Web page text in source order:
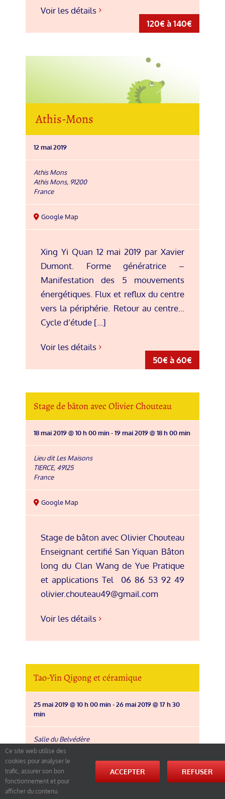
120€ à 140€
Voir les détails
50€ à 60€
Athis-Mons
12 mai 2019
Athis Mons
Athis Mons, 91200
France
Google Map
Xing Yi Quan 12 mai 2019 par Xavier
Dumont. Forme génératrice –
Manifestation des 5 mouvements
énergétiques. Flux et reflux du centre
vers la périphérie. Retour au centre...
Cycle d’étude [...]
Voir les détails
Stage de bâton avec Olivier Chouteau
18 mai 2019 @ 10 h 00 min-19 mai 2019 @ 18 h 00 min
Lieu dit Les Maisons
TIERCE, 49125
France
Google Map
Stage de bâton avec Olivier Chouteau
Enseignant certifié San Yiquan Bâton
long du Clan Wang de Yue Pratique
et applications Tel 06 86 53 92 49
olivier.chouteau49@gmail.com
Voir les détails
Tao-Yin Qigong et céramique
25 mai 2019 @ 10 h 00 min-26 mai 2019 @ 17 h 30
min
Salle du Belvédère
MONTOURS
Google Map
Ce site web utilise des
cookies pour analyser le
trafic, assurer son bon
fonctionnement et pour
afficher du contenu.
ACCEPTER REFUSER